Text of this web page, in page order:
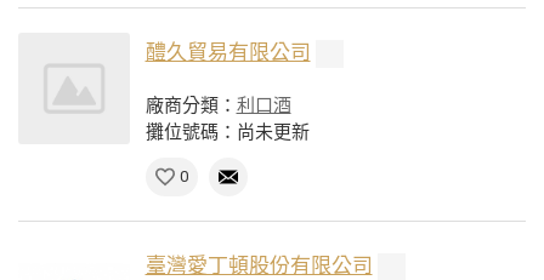
醴久貿易有限公司
廠商分類： 利口酒
攤位號碼：尚未更新
0
臺灣愛丁頓股份有限公司